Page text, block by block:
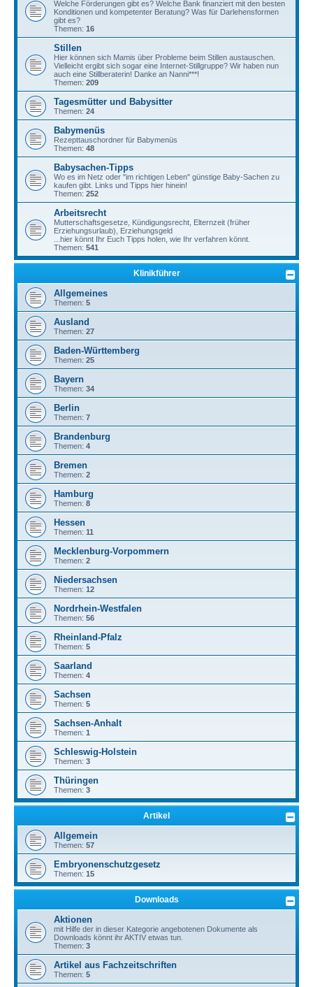
Welche Förderungen gibt es? Welche Bank finanziert mit den besten
Konditionen und kompetenter Beratung? Was für Darlehensformen
gibt es?
Themen: 16
Stillen
Hier können sich Mamis über Probleme beim Stillen austauschen.
Vielleicht ergibt sich sogar eine Internet-Stillgruppe? Wir haben nun
auch eine Stillberaterin! Danke an Nanni***!
Themen: 209
Tagesmütter und Babysitter
Themen: 24
Babymenüs
Rezepttauschordner für Babymenüs
Themen: 48
Babysachen-Tipps
Wo es im Netz oder "im richtigen Leben" günstige Baby-Sachen zu
kaufen gibt. Links und Tipps hier hinein!
Themen: 252
Arbeitsrecht
Mutterschaftsgesetze, Kündigungsrecht, Elternzeit (früher
Erziehungsurlaub), Erziehungsgeld
...hier könnt Ihr Euch Tipps holen, wie Ihr verfahren könnt.
Themen: 541
Klinikführer
Allgemeines
Themen: 5
Ausland
Themen: 27
Baden-Württemberg
Themen: 25
Bayern
Themen: 34
Berlin
Themen: 7
Brandenburg
Themen: 4
Bremen
Themen: 2
Hamburg
Themen: 8
Hessen
Themen: 11
Mecklenburg-Vorpommern
Themen: 2
Niedersachsen
Themen: 12
Nordrhein-Westfalen
Themen: 56
Rheinland-Pfalz
Themen: 5
Saarland
Themen: 4
Sachsen
Themen: 5
Sachsen-Anhalt
Themen: 1
Schleswig-Holstein
Themen: 3
Thüringen
Themen: 3
Artikel
Allgemein
Themen: 57
Embryonenschutzgesetz
Themen: 15
Downloads
Aktionen
mit Hilfe der in dieser Kategorie angebotenen Dokumente als
Downloads könnt ihr AKTIV etwas tun.
Themen: 3
Artikel aus Fachzeitschriften
Themen: 5